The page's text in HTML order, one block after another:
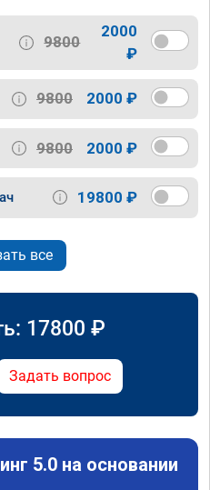
9800
2000
₽
9800 2000 ₽
9800 2000 ₽
19800 ₽
все
17800 ₽
Задать вопрос
5.0 на основании